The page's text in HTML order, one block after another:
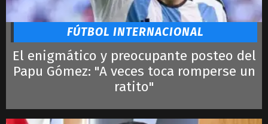
Lautaro
LeBron JamesFÚTBOL INTERNACIONAL
El enigmático y preocupante posteo del
Papu Gómez: "A veces toca romperse un
ratito"